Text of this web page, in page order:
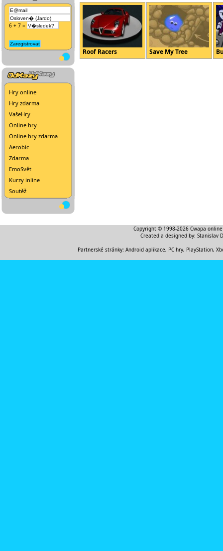
6 + 7 =
Hry online
Hry zdarma
VašeHry
Online hry
Online hry zdarma
Aerobic
Zdarma
EmoSvět
Kurzy inline
Soutěž
Roof Racers Save My Tree
Copyright © 1998-2026 Cwapa
Created a designed by: Stanislav
Partnerské stránky: Android aplikace, PC hry, PlayStation,